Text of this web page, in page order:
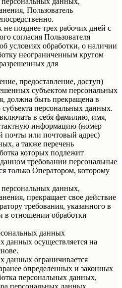
Пользователь
не позднее трех рабочих дней с
согласия Пользователя
условиях обработки, о наличии
неограниченным кругом
для
предоставление, доступ)
субъектом персональных
должна быть прекращена в
персональных данных.
в себя фамилию, имя,
информацию (номер
почты или почтовый адрес)
а также перечень
которых подлежит
требовании персональные
только Оператором, которому
персональных данных,
прекращает свое действие
требования, указанного в
в отношении обработки
данных
данных осуществляется на
данных ограничивается
определенных и законных
персональных данных,
персональных данных.